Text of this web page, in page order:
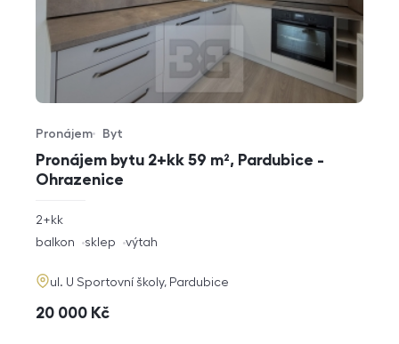
Pronájem bytu 2+kk 59 m², Pardubice -
Ohrazenice
Typ nabídky
Pronájem
Typ nemovitosti
Byt
rozměry
dispozice
2+kk
funkce
balkon sklep výtah
adresa
ul. U Sportovní školy, Pardubice
cena
20 000 Kč